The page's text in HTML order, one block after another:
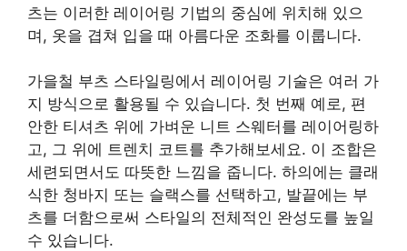
츠는 이러한 레이어링 기법의 중심에 위치해 있으
며, 옷을 겹쳐 입을 때 아름다운 조화를 이룹니다.
가을철 부츠 스타일링에서 레이어링 기술은 여러 가
지 방식으로 활용될 수 있습니다. 첫 번째 예로, 편
안한 티셔츠 위에 가벼운 니트 스웨터를 레이어링하
고, 그 위에 트렌치 코트를 추가해보세요. 이 조합은
세련되면서도 따뜻한 느낌을 줍니다. 하의에는 클래
식한 청바지 또는 슬랙스를 선택하고, 발끝에는 부
츠를 더함으로써 스타일의 전체적인 완성도를 높일
수 있습니다.